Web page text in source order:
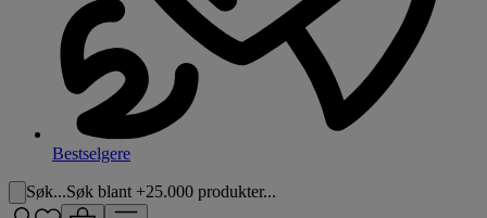
Bestselgere
Søk...Søk blant +25.000 produkter...